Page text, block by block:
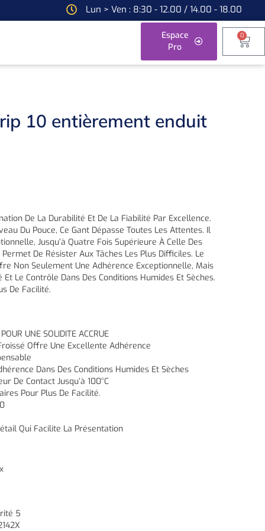
Lun > Ven : 8:30 - 12.00 / 14.00 - 18.00
Espace
Pro
0
10 entièrement enduit
De La Durabilité Et De La Fiabilité Par Excellence.
Du Pouce, Ce Gant Dépasse Toutes Les Attentes. Il
Jusqu’à Quatre Fois Supérieure À Celle Des
De Résister Aux Tâches Les Plus Difficiles. Le
Non Seulement Une Adhérence Exceptionnelle, Mais
Le Contrôle Dans Des Conditions Humides Et Sèches.
De Facilité.
UNE SOLIDITE ACCRUE
Offre Une Excellente Adhérence
Dans Des Conditions Humides Et Sèches
De Contact Jusqu’à 100°C
Pour Plus De Facilité.
Qui Facilite La Présentation
5